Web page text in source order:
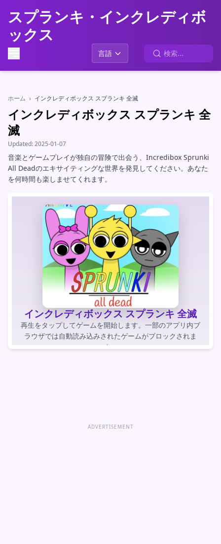
スプランキ・インクレディボ
ックス
言語
ホーム › インクレディボックス スプランキ 全滅
インクレディボックス スプランキ 全
滅
Updated:2025-01-07
音楽とゲームプレイが独自の冒険で出会う、Incredibox Sprunki
All Deadのエキサイティングな世界を発見してください。あなた
を何時間も楽しませてくれます。
インクレディボックス スプランキ 全滅
再生をタップしてゲームを開始します。一部のアプリ内ブ
ラウザでは自動読み込みされたゲームがブロックされま
す。
ADVERTISEMENT